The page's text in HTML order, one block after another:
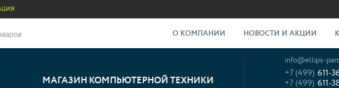
О КОМПАНИИ НОВОСТИ И АКЦИИ
МАГАЗИН КОМПЬЮТЕРНОЙ ТЕХНИКИ
info@ellips-
+7 (499) 611-
+7 (499) 611-